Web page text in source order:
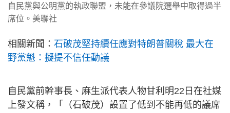
自民黨與公明黨的執政聯盟，未能在參議院選舉中取得過半
席位。美聯社
相關新聞： 石破茂堅持續任應對特朗普關稅 最大在
野黨魁：擬提不信任動議
自民黨前幹事長、麻生派代表人物甘利明22日在社媒
上發文稱，「（石破茂）設置了低到不能再低的議席